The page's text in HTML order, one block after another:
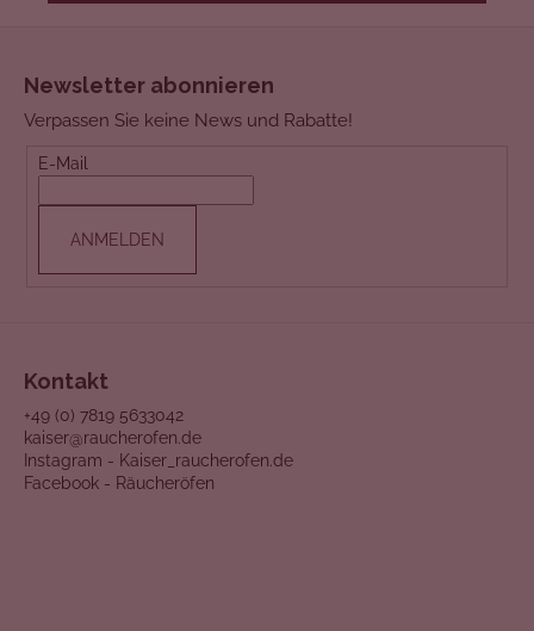
Newsletter abonnieren
Verpassen Sie keine News und Rabatte!
E-Mail
ANMELDEN
Kontakt
+49 (0) 7819 5633042
kaiser@raucherofen.de
Instagram - Kaiser_raucherofen.de
Facebook - Räucheröfen